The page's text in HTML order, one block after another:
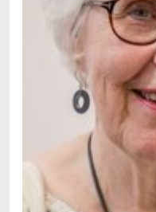
Abish, Walter
Aboulela, Leila
Abrahams, Peter (f. 1919)
Abrahams, Peter (f. 1947)
Abrahamson, Emmy
Abse, Dannie
Abu-Jaber, Diana
Abulhawa, Susan
Aburas, Lone
Achebe, Chinua
Achmatova, Anna
Aciman, André
Ackebo, Lena